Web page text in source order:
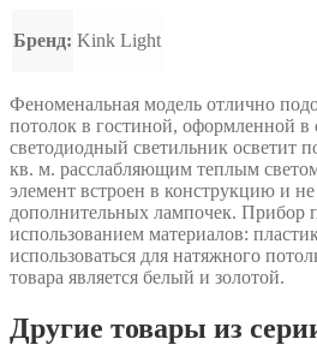
Бренд: Kink Light
Феноменальная модель отлично
потолок в гостиной, оформленной в
светодиодный светильник осветит
кв. м. расслабляющим теплым
элемент встроен в конструкцию и
дополнительных лампочек. Прибор
использованием материалов:
использоваться для натяжного
товара является белый и золотой.
Другие товары из